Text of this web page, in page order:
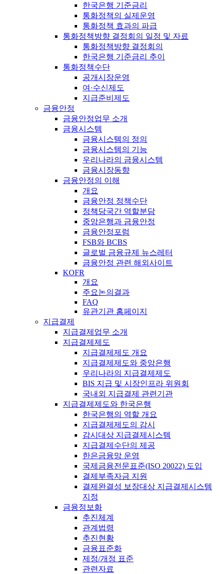
한국은행 기준금리
통화정책의 실제운영
통화정책 효과의 파급
통화정책방향 결정회의 일정 및 자료
통화정책방향 결정회의
한국은행 기준금리 추이
통화정책수단
공개시장운영
여·수신제도
지급준비제도
금융안정
금융안정업무 소개
금융시스템
금융시스템의 정의
금융시스템의 기능
우리나라의 금융시스템
금융시장동향
금융안정의 이해
개요
금융안정 정책수단
정책당국간 역할분담
중앙은행과 금융안정
금융안정포럼
FSB와 BCBS
글로벌 금융규제 뉴스레터
금융안정 관련 해외사이트
KOFR
개요
주요논의결과
FAQ
유관기관 홈페이지
지급결제
지급결제업무 소개
지급결제제도
지급결제제도 개요
지급결제제도와 중앙은행
우리나라의 지급결제제도
BIS 지급 및 시장인프라 위원회
국내외 지급결제 관련기관
지급결제제도와 한국은행
한국은행의 역할 개요
지급결제제도의 감시
감시대상 지급결제시스템
지급결제수단의 제공
한은금융망 운영
국제금융전문표준(ISO 20022) 도입
결제부족자금 지원
결제완결성 보장대상 지급결제시스템
지정
금융정보화
추진체계
관계법령
추진현황
금융표준화
제정/개정 표준
관련자료